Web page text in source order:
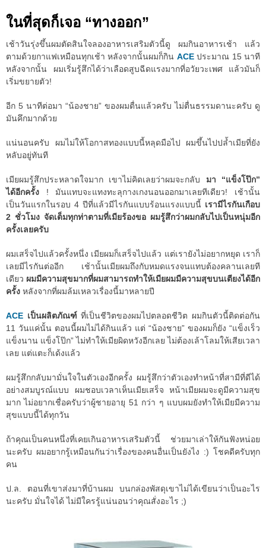
ในที่สุดก็เจอ “ทางออก”
เช้าวันรุ่งขึ้นผมตัดสินใจลองอาหารเสริมตัวนี้ดู ผมกินอาหารเช้า แล้ว
ตามด้วยกาแฟเหมือนทุกเช้า หลังจากนั้นผมก็กิน ACEประมาณ 15 นาที
หลังจากนั้น ผมเริ่มรู้สึกได้ว่าเลือดสูบฉีดแรงมากที่อวัยวะเพศ แล้วมันก็
เริ่มขยายตัว!
อีก 5 นาทีต่อมา “น้องชาย” ของผมตื่นแล้วครับ ไม่ตื่นธรรมดานะครับ ดู
มันคึกมากด้วย
แน่นอนครับ ผมไม่ให้โอกาสทองแบบนี้หลุดมือไป ผมขึ้นไปปล้ำเมียที่ยัง
หลับอยู่ทันที
เมียผมรู้สึกประหลาดใจมาก เขาไม่คิดเลยว่าผมจะกลับ มา “แข็งโป๊ก”
ได้อีกครั้ง ! มันแทบจะแทงทะลุกางเกงนอนออกมาเลยทีเดียว! เช้านั้น
เป็นวันแรกในรอบ 4 ปีที่แล้วมีไรกันแบบร้อนแรงแบบนี้ เรามีไรกันเกือบ
2 ชั่วโมง จัดเต็มทุกท่าตามที่เมียร้องขอ ผมรู้สึกว่าผมกลับไปเป็นหนุ่มอีก
ครั้งเลยครับ
ผมเสร็จไปแล้วครั้งหนึ่ง เมียผมก็เสร็จไปแล้ว แต่เรายังไม่อยากหยุด เราก็
เลยมีไรกันต่ออีก เช้านั้นเมียผมถึงกับหมดแรงจนแทบต้องคลานเลยที
เดียว ผมมีความสุขมากที่ผมสามารถทำให้เมียผมมีความสุขบนเตียงได้อีก
ครั้ง หลังจากที่ผมล้มเหลวเรื่องนี้มาหลายปี
ACE เป็นผลิตภัณฑ์ที่เป็นชีวิตของผมไปตลอดชีวิต ผมกินตัวนี้ติดต่อกัน
11 วันแค่นั้น ตอนนี้ผมไม่ได้กินแล้ว แต่ “น้องชาย” ของผมก็ยัง “แข็งเร็ว
แข็งนาน แข็งโป๊ก” ไม่ทำให้เมียผิดหวังอีกเลย ไม่ต้องเล้าโลมให้เสียเวลา
เลย แต่แตะก็เด้งแล้ว
ผมรู้สึกกลับมามั่นใจในตัวเองอีกครั้ง ผมรู้สึกว่าตัวเองทำหน้าที่สามีที่ดีได้
อย่างสมบูรณ์แบบ ผมชอบเวลาเห็นเมียเสร็จ หน้าเมียผมจะดูมีความสุข
มาก ไม่อยากเชื่อครับว่าผู้ชายอายุ 51 กว่า ๆ แบบผมยังทำให้เมียมีความ
สุขแบบนี้ได้ทุกวัน
ถ้าคุณเป็นคนหนึ่งที่เคยเกินอาหารเสริมตัวนี้ ช่วยมาเล่าให้กันฟังหน่อย
นะครับ ผมอยากรู้เหมือนกันว่าเรื่องของคนอื่นเป็นยังไง :) โชคดีครับทุก
คน
ป.ล. ตอนที่เขาส่งมาที่บ้านผม บนกล่องพัสดุเขาไม่ได้เขียนว่าเป็นอะไร
นะครับ มั่นใจได้ ไม่มีใครรู้แน่นอนว่าคุณสั่งอะไร ;)